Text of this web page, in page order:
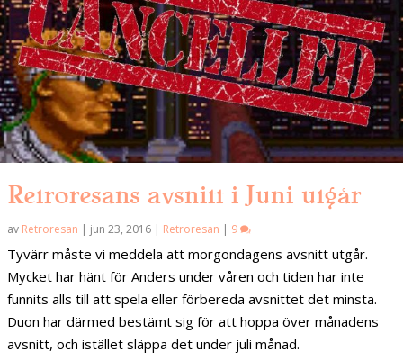
Retroresans avsnitt i Juni utgår
av Retroresan | jun 23, 2016 | Retroresan | 9
Tyvärr måste vi meddela att morgondagens avsnitt utgår.
Mycket har hänt för Anders under våren och tiden har inte
funnits alls till att spela eller förbereda avsnittet det minsta.
Duon har därmed bestämt sig för att hoppa över månadens
avsnitt, och istället släppa det under juli månad.